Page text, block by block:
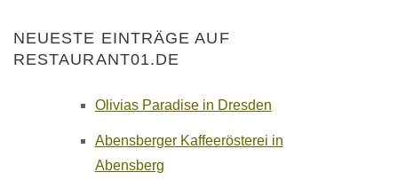
NEUESTE EINTRÄGE AUF
RESTAURANT01.DE
Olivias Paradise in Dresden
Abensberger Kaffeerösterei in
Abensberg